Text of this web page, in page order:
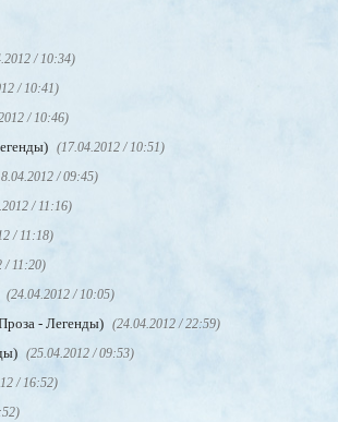
/ 10:34)
/ 10:41)
/ 10:46)
(17.04.2012 / 10:51)
/ 09:45)
/ 11:16)
/ 11:18)
/ 11:20)
(24.04.2012 / 10:05)
- Легенды) (24.04.2012 / 22:59)
(25.04.2012 / 09:53)
/ 16:52)